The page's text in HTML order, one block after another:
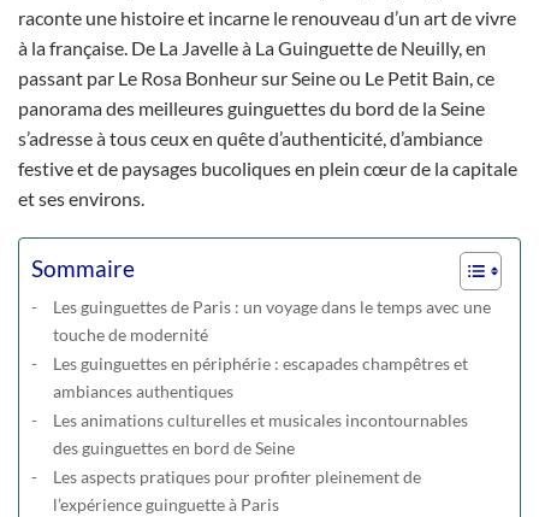
raconte une histoire et incarne le renouveau d’un art de vivre
à la française. De La Javelle à La Guinguette de Neuilly, en
passant par Le Rosa Bonheur sur Seine ou Le Petit Bain, ce
panorama des meilleures guinguettes du bord de la Seine
s’adresse à tous ceux en quête d’authenticité, d’ambiance
festive et de paysages bucoliques en plein cœur de la capitale
et ses environs.
Sommaire
Les guinguettes de Paris : un voyage dans le temps avec une
touche de modernité
Les guinguettes en périphérie : escapades champêtres et
ambiances authentiques
Les animations culturelles et musicales incontournables
des guinguettes en bord de Seine
Les aspects pratiques pour profiter pleinement de
l’expérience guinguette à Paris